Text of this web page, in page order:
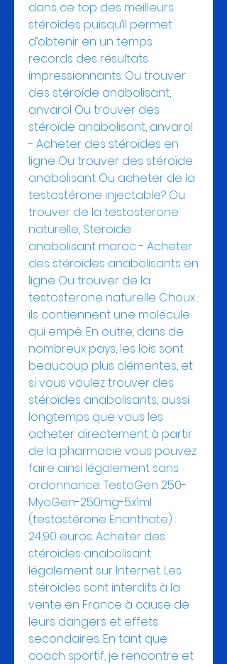
dans ce top des meilleurs
stéroides puisqu’il permet
d’obtenir en un temps
records des résultats
impressionnants. Ou trouver
des stéroïde anabolisant,
anvarol Ou trouver des
stéroïde anabolisant, anvarol
- Acheter des stéroïdes en
ligne Ou trouver des stéroïde
anabolisant Ou acheter de la
testostérone injectable? Ou
trouver de la testosterone
naturelle, Steroide
anabolisant maroc - Acheter
des stéroïdes anabolisants en
ligne Ou trouver de la
testosterone naturelle Choux :
ils contiennent une molécule
qui empê. En outre, dans de
nombreux pays, les lois sont
beaucoup plus clémentes, et
si vous voulez trouver des
stéroïdes anabolisants, aussi
longtemps que vous les
acheter directement à partir
de la pharmacie vous pouvez
faire ainsi légalement sans
ordonnance. TestoGen 250-
MyoGen-250mg-5x1ml
(testostérone Enanthate) :
24,90 euros. Acheter des
stéroides anabolisant
légalement sur Internet. Les
stéroïdes sont interdits à la
vente en France à cause de
leurs dangers et effets
secondaires. En tant que
coach sportif, je rencontre et